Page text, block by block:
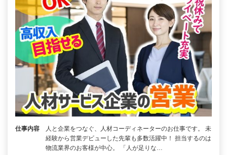
仕事内容
人と企業をつなぐ、人材コーディネーターのお仕事です。 未
経験から営業デビューした先輩も多数活躍中！ 担当するのは
物流業界のお客様が中心。 「人が足りな…